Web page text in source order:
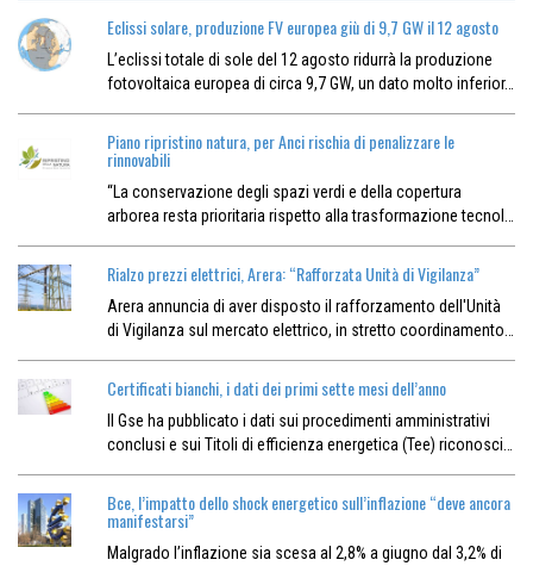
Eclissi solare, produzione FV europea giù di 9,7 GW il 12 agosto
L’eclissi totale di sole del 12 agosto ridurrà la produzione
fotovoltaica europea di circa 9,7 GW, un dato molto inferior…
Piano ripristino natura, per Anci rischia di penalizzare le
rinnovabili
“La conservazione degli spazi verdi e della copertura
arborea resta prioritaria rispetto alla trasformazione tecnol…
Rialzo prezzi elettrici, Arera: “Rafforzata Unità di Vigilanza”
Arera annuncia di aver disposto il rafforzamento dell'Unità
di Vigilanza sul mercato elettrico, in stretto coordinamento…
Certificati bianchi, i dati dei primi sette mesi dell’anno
Il Gse ha pubblicato i dati sui procedimenti amministrativi
conclusi e sui Titoli di efficienza energetica (Tee) riconosci…
Bce, l’impatto dello shock energetico sull’inflazione “deve ancora
manifestarsi”
Malgrado l’inflazione sia scesa al 2,8% a giugno dal 3,2% di